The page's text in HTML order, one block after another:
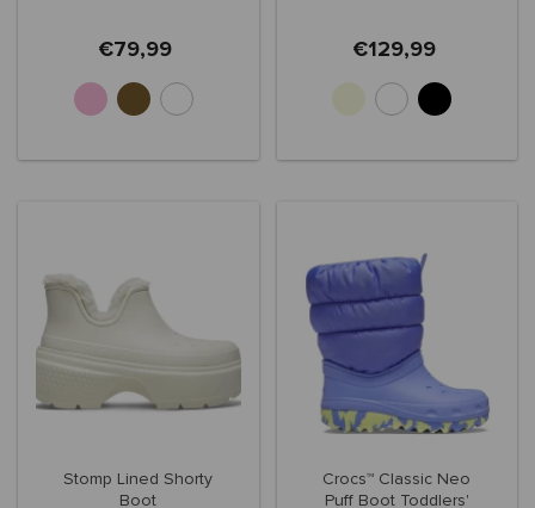
€79,99 €129,99
Stomp Lined Shorty
Boot
Crocs™ Classic Neo
Puff Boot Toddlers'